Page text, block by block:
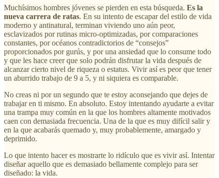
Muchísimos hombres jóvenes se pierden en esta búsqueda. Es la
nueva carrera de ratas. En su intento de escapar del estilo de vida
moderno y antinatural, terminan viviendo uno aún peor,
esclavizados por rutinas micro-optimizadas, por comparaciones
constantes, por océanos contradictorios de “consejos”
proporcionados por gurús, y por una ansiedad que lo consume todo
y que les hace creer que solo podrán disfrutar la vida después de
alcanzar cierto nivel de riqueza o estatus. Vivir así es peor que tener
un aburrido trabajo de 9 a 5, y ni siquiera es comparable.
No creas ni por un segundo que te estoy aconsejando que dejes de
trabajar en ti mismo. En absoluto. Estoy intentando ayudarte a evitar
una trampa muy común en la que los hombres altamente motivados
caen con demasiada frecuencia. Una de la que es muy difícil salir y
en la que acabarás quemado y, muy probablemente, amargado y
deprimido.
Lo que intento hacer es mostrarte lo ridículo que es vivir así. Intentar
diseñar aquello que es demasiado bellamente complejo para ser
diseñado: la vida.